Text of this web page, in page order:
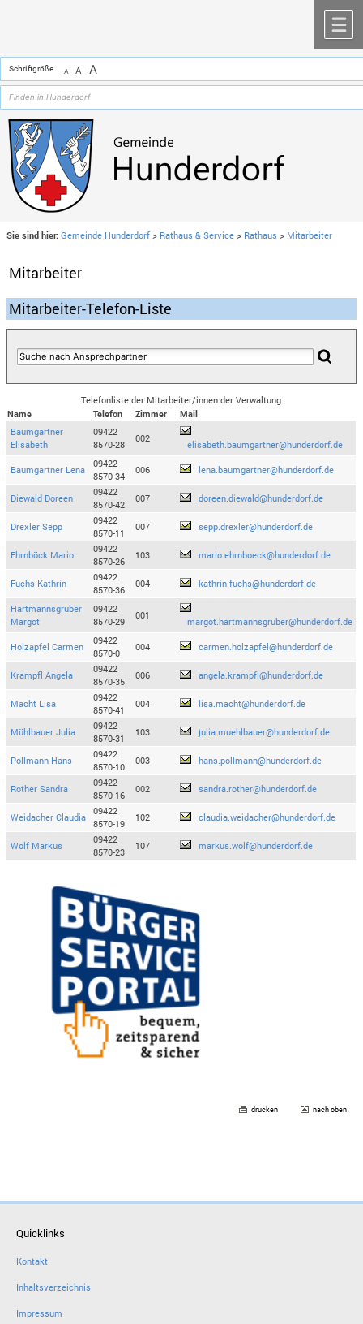
Schriftgröße A A A
Sie sind hier: Gemeinde Hunderdorf > Rathaus & Service > Rathaus > Mitarbeiter
Mitarbeiter
Mitarbeiter-Telefon-Liste
Telefonliste der Mitarbeiter/innen der Verwaltung
Name
Telefon Zimmer
Mail
Baumgartner
Elisabeth
09422
8570-28
002
elisabeth.baumgartner@hunderdorf.de
Baumgartner Lena
09422
8570-34
006 lena.baumgartner@hunderdorf.de
Diewald Doreen
09422
8570-42
007 doreen.diewald@hunderdorf.de
Drexler Sepp
09422
8570-11
007 sepp.drexler@hunderdorf.de
Ehrnböck Mario
09422
8570-26
103 mario.ehrnboeck@hunderdorf.de
Fuchs Kathrin
09422
8570-36
004 kathrin.fuchs@hunderdorf.de
Hartmannsgruber
Margot
09422
8570-29
001
margot.hartmannsgruber@hunderdorf.de
Holzapfel Carmen
09422
8570-0
004 carmen.holzapfel@hunderdorf.de
Krampfl Angela
09422
8570-35
006 angela.krampfl@hunderdorf.de
Macht Lisa
09422
8570-41
004 lisa.macht@hunderdorf.de
Mühlbauer Julia
09422
8570-31
103 julia.muehlbauer@hunderdorf.de
Pollmann Hans
09422
8570-10
003 hans.pollmann@hunderdorf.de
Rother Sandra
09422
8570-16
002 sandra.rother@hunderdorf.de
Weidacher Claudia
09422
8570-19
102 claudia.weidacher@hunderdorf.de
Wolf Markus
09422
8570-23
107 markus.wolf@hunderdorf.de
drucken nach oben
Quicklinks
Kontakt
Inhaltsverzeichnis
Impressum